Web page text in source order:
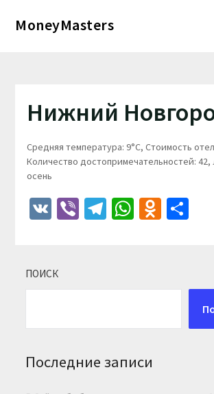
MoneyMasters
Нижний
Средняя температура: 9°C, Стоимость
Количество достопримечательностей:
осень
VKViberTelegram
WhatsApp
ПОИСК
Последние записи